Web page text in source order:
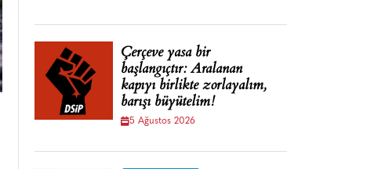
Çerçeve yasa bir
başlangıçtır: Aralanan
kapıyı birlikte zorlayalım,
barışı büyütelim!
5 Ağustos 2026